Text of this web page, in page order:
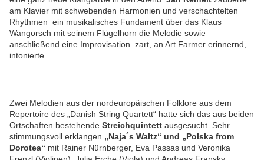
am Klavier mit schwebenden Harmonien und verschachtelten
Rhythmen ein musikalisches Fundament über das Klaus
Wangorsch mit seinem Flügelhorn die Melodie sowie
anschließend eine Improvisation zart, an Art Farmer erinnernd,
intonierte.
Zwei Melodien aus der nordeuropäischen Folklore aus dem
Repertoire des „Danish String Quartett“ hatte sich das aus beiden
Ortschaften bestehende Streichquintett ausgesucht. Sehr
stimmungsvoll erklangen „Naja´s Waltz“ und „Polska from
Dorotea“ mit Rainer Nürnberger, Eva Passas und Veronika